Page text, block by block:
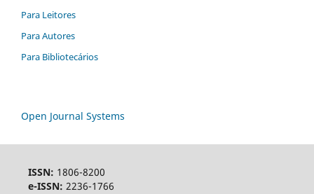
Para Leitores
Para Autores
Para Bibliotecários
Open Journal Systems
ISSN: 1806-8200
e-ISSN: 2236-1766